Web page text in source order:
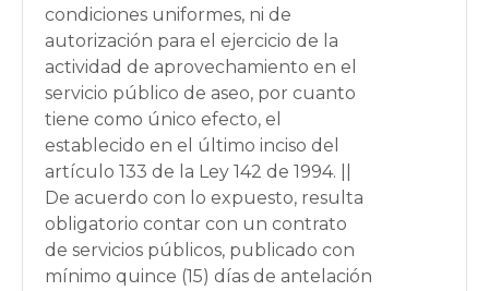
condiciones uniformes, ni de
autorización para el ejercicio de la
actividad de aprovechamiento en el
servicio público de aseo, por cuanto
tiene como único efecto, el
establecido en el último inciso del
artículo 133 de la Ley 142 de 1994. ||
De acuerdo con lo expuesto, resulta
obligatorio contar con un contrato
de servicios públicos, publicado con
mínimo quince (15) días de antelación